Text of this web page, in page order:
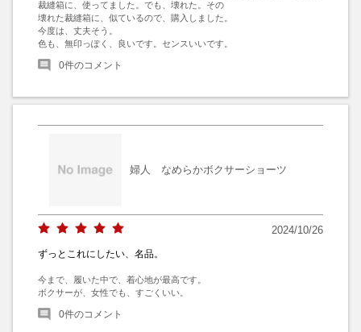
裁縫箱に、使ってました。でも、壊れた。その
壊れた裁縫箱に、似ているので、購入しました。
今度は、丈夫そう。
色も、無印っぽく、良いです。センスいいです。
0件のコメント
婦人 なめらかボクサーショーツ
2024/10/26
ずっとこれにしたい、名品。
今まで、履いた中で、着心地が最高です。
ボクサーが、女性でも、すごくいい。
0件のコメント